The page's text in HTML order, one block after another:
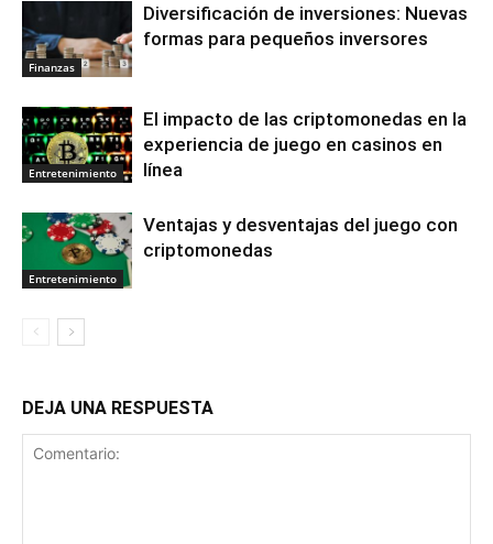
Finanzas
Diversificación de inversiones: Nuevas
formas para pequeños inversores
Entretenimiento
El impacto de las criptomonedas en la
experiencia de juego en casinos en
línea
Entretenimiento
Ventajas y desventajas del juego con
criptomonedas
DEJA UNA RESPUESTA